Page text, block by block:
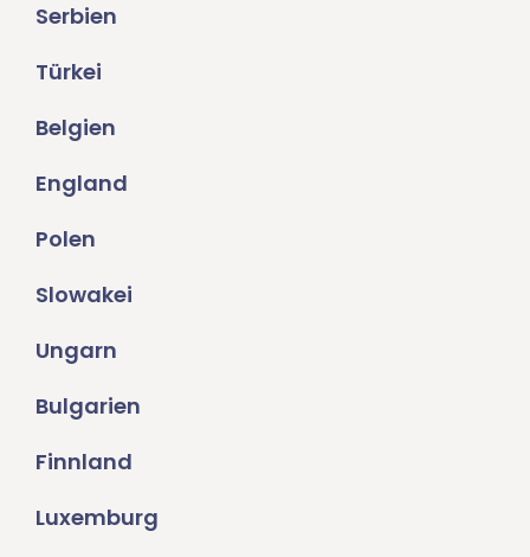
Serbien
Türkei
Belgien
England
Polen
Slowakei
Ungarn
Bulgarien
Finnland
Luxemburg